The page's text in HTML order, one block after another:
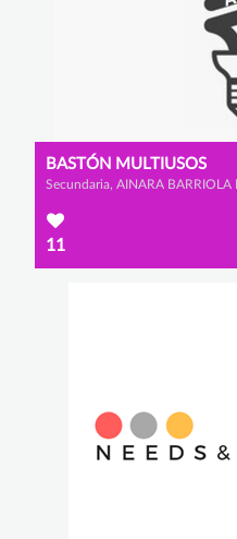
BASTÓN MULTIUSOS
11